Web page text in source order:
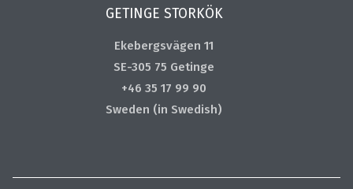
GETINGE STORKÖK
Ekebergsvägen 11
SE-305 75 Getinge
+46 35 17 99 90
Sweden (in Swedish)